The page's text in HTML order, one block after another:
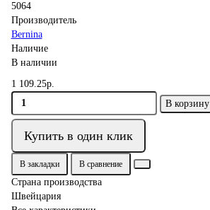
5064
Производитель
Bernina
Наличие
В наличии
1 109.25р.
В корзину
Купить в один клик
В закладки В сравнение
Страна производства
Швейцария